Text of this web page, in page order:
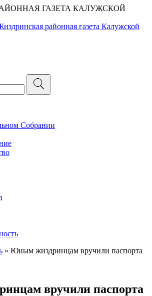
ГАЗЕТА КАЛУЖСКОЙ
Собрании
» Юным жиздринцам вручили паспорта
вручили паспорта